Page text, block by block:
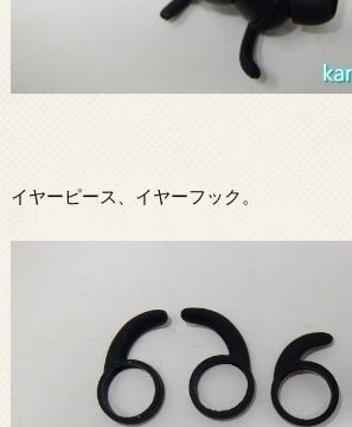
イヤーピース、イヤーフック。